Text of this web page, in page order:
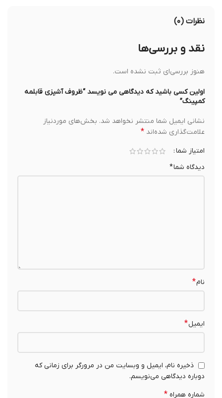
نظرات (۰)
نقد و بررسی‌ها
هنوز بررسی‌ای ثبت نشده است.
اولین کسی باشید که دیدگاهی می نویسد “ظروف آشپزی قابلمه
کمپینگ”
نشانی ایمیل شما منتشر نخواهد شد. بخش‌های موردنیاز
علامت‌گذاری شده‌اند*
امتیاز شما
دیدگاه شما*
ایمیل*
ذخیره نام، ایمیل و وبسایت من در مرورگر برای زمانی که
دوباره دیدگاهی می‌نویسم.
شماره همراه*